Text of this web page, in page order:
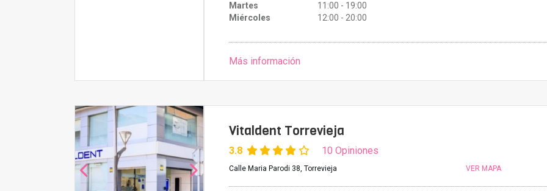
Martes
11:00 - 19:00
Miércoles
12:00 - 20:00
Más información
Vitaldent Torrevieja
3.8 10 Opiniones
Calle Maria Parodi 38, Torrevieja VER MAPA